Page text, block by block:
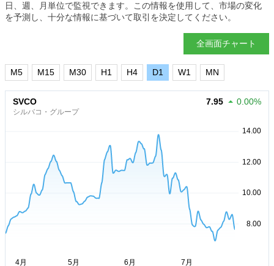
日、週、月単位で監視できます。この情報を使用して、市場の変化
を予測し、十分な情報に基づいて取引を決定してください。
全画面チャート
M5 M15 M30 H1 H4 D1 W1 MN
SVCO
シルバコ・グループ
7.95 0.00%